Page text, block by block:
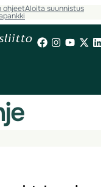
ohjeetAloita suunnistus